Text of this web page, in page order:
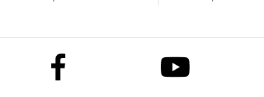
link to facebook link to youtube